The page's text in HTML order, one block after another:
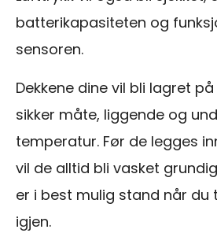
batterikapasiteten og
sensoren.
Dekkene dine vil bli lagret
sikker måte, liggende og
temperatur. Før de legges
vil de alltid bli vasket
er i best mulig stand når du
igjen.